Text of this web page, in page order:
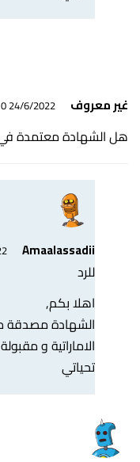
غير معروف 24/6/2022 8:10 م
هل الشهادة معتمدة في
Amaalassadii
للرد
اهلا بكم,
الشهادة مصدقة
الاماراتية و
تحياتي